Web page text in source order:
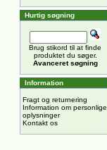
Hurtig søgning
Brug stikord til at finde
produktet du søger.
Avanceret søgning
Information
Fragt og returnering
Information om personlige
oplysninger
Kontakt os